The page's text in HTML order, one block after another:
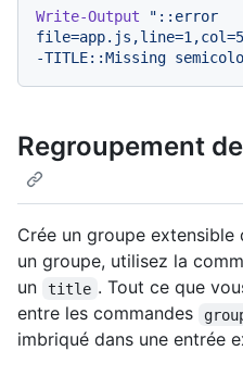
Write-Output
"::error
-TITLE::Missing
Regroupement
Crée un groupe extensible
un groupe, utilisez la
un
title . Tout ce que
entre les commandes
imbriqué dans une entrée